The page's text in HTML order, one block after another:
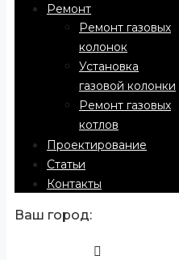
Ремонт
Ремонт газовых
колонок
Установка
газовой колонки
Ремонт газовых
котлов
Проектирование
Статьи
Контакты
Ваш город: